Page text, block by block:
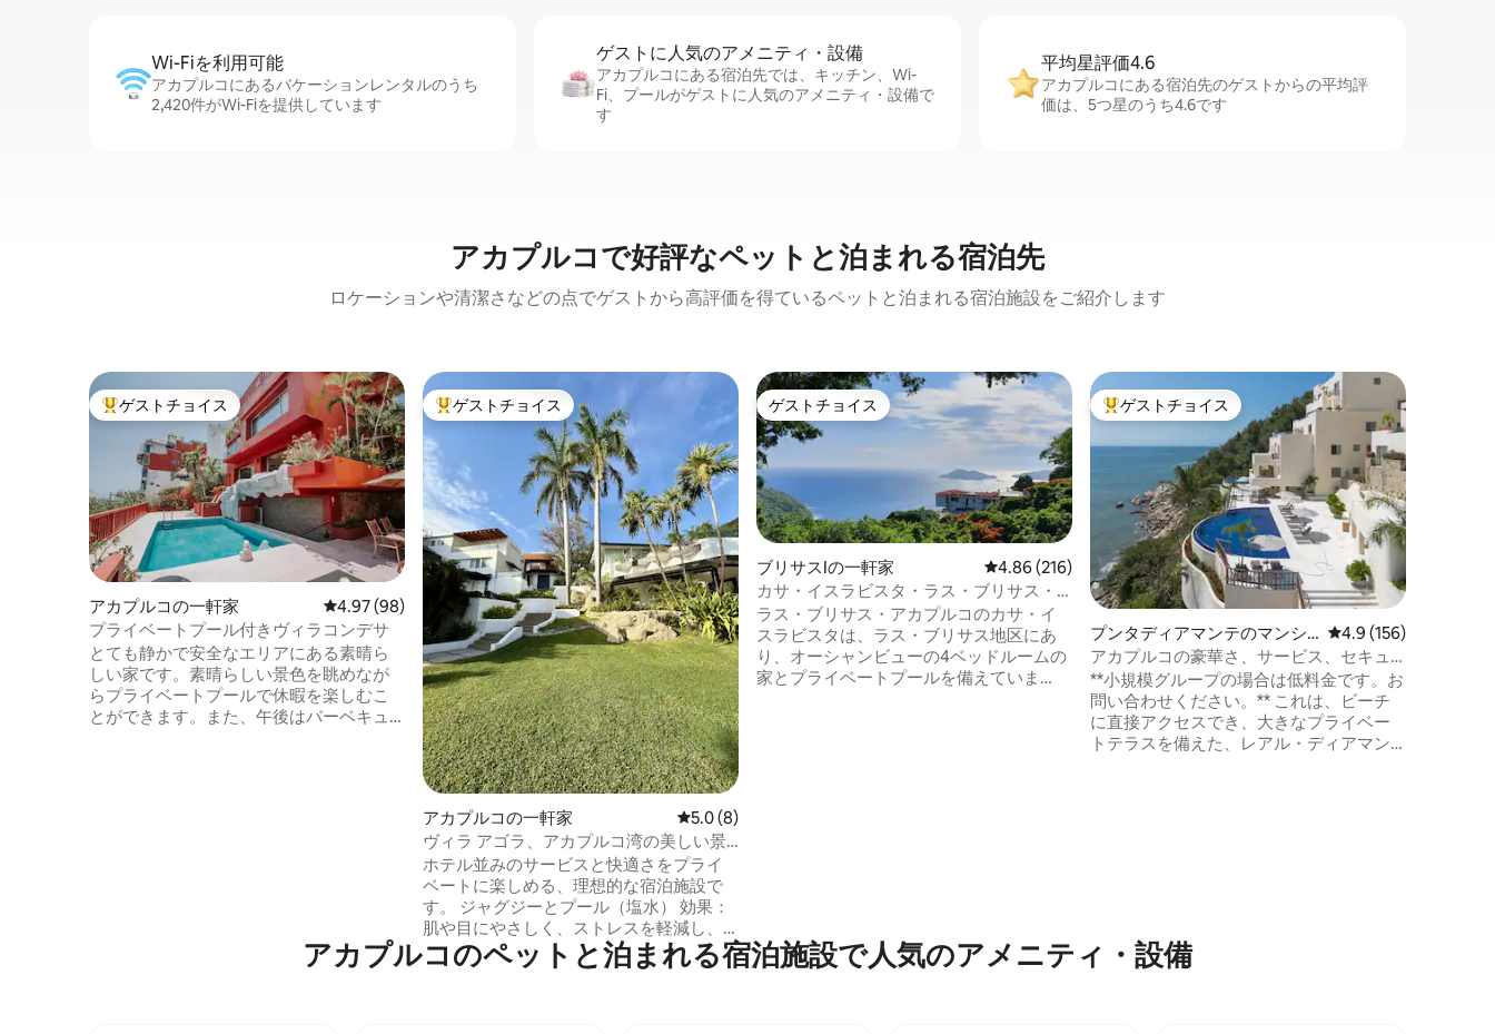
Wi-Fiを利⁠用⁠可⁠能
アカプルコにあるバケーションレンタルのうち
2,420件がWi-Fiを提供しています
ゲストに人⁠気⁠のア⁠メ⁠ニ⁠テ⁠ィ・設⁠備
アカプルコにある宿泊先では、キッチン、Wi-
Fi、プールがゲストに人気のアメニティ・設備で
す
平均星評価4.6
アカプルコにある宿泊先のゲストからの平均評
価は、5つ星のうち4.6です
アカプルコで好評なペットと泊まれる宿泊先
ロケーションや清潔さなどの点でゲストから高評価を得ているペットと泊まれる宿泊施設をご紹介します
大好評のゲストチョイスです。
ゲストチョイス
アカプルコの一軒家 レビュー98件、5つ星中4.97つ星の平均評価
4.97 (98)
プライベートプール付きヴィラコンデサ
とても静かで安全なエリアにある素晴ら
しい家です。素晴らしい景色を眺めなが
らプライベートプールで休暇を楽しむこ
とができます。また、午後はバーベキュ
大好評のゲストチョイスです。
ゲストチョイス
アカプルコの一軒家 レビュー8件、5つ星中5.0つ星の平均評価
5.0 (8)
ヴィラ アゴラ、アカプルコ湾の美しい景
色
ホテル並みのサービスと快適さをプライ
ベートに楽しめる、理想的な宿泊施設で
す。 ジャグジーとプール（塩水） 効果：
肌や目にやさしく、ストレスを軽減し、
血行を改善します。 バーベキューグリル
付きの庭、映画館タイプのテレビルー
ゲストチョイス
ゲストチョイス
ブリサスIの一軒家 レビュー216件、5つ星中4.86つ星の平均評価
4.86 (216)
カサ・イスラビスタ・ラス・ブリサス・
アカプルコ（Casa IslaVista Las Brisas
Acapulco） - 4部屋
ラス・ブリサス・アカプルコのカサ・イ
スラビスタは、ラス・ブリサス地区にあ
り、オーシャンビューの4ベッドルームの
家とプライベートプールを備えていま
大好評のゲストチョイスです。
ゲストチョイス
プンタディアマンテのマンシ
ョン・アパート
レビュー156件、5つ
4.9 (156)
アカプルコの豪華さ、サービス、セキュ
リティ。夏季料金
**小規模グループの場合は低料金です。お
問い合わせください。** これは、ビーチ
に直接アクセスでき、大きなプライベー
トテラスを備えた、レアル・ディアマン
アカプルコのペットと泊まれる宿泊施設で人気のアメニティ・設備